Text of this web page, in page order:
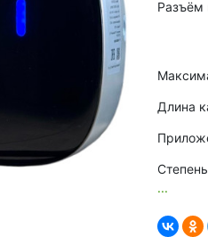
Разъём
Длина
...